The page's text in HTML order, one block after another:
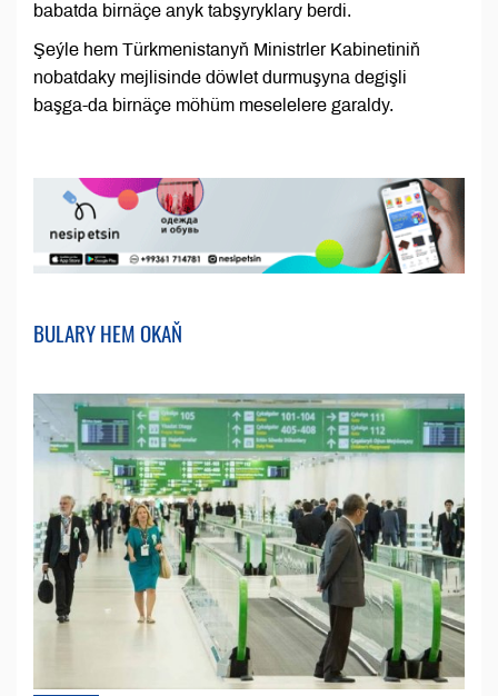
babatda birnäçe anyk tabşyryklary berdi.
Şeýle hem Türkmenistanyň Ministrler Kabinetiniň
nobatdaky mejlisinde döwlet durmuşyna degişli
başga-da birnäçe möhüm meselelere garaldy.
BULARY HEM OKAŇ